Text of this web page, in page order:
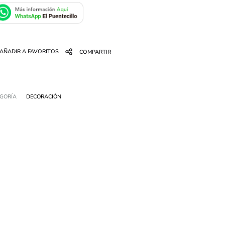
AÑADIR A FAVORITOS COMPARTIR
DECORACIÓN